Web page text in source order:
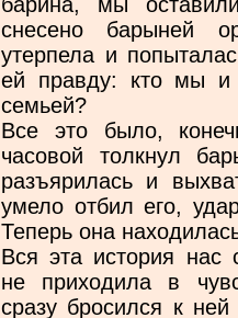
снесено барыней
утерпела и
ей правду: кто мы
семьей?
Все это было,
часовой толкнул
разъярилась и
умело отбил его,
Теперь она
Вся эта история нас
не приходила в
сразу бросился к